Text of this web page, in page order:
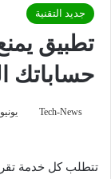
جديد التقنية
تطبيق
حساباتك
Tech-News يونيو 1, 2022
تتطلب كل خدمة